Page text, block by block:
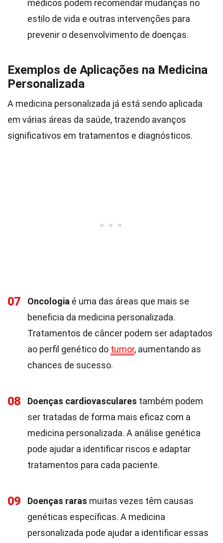
médicos podem recomendar mudanças no
estilo de vida e outras intervenções para
prevenir o desenvolvimento de doenças.
Exemplos de Aplicações na Medicina
Personalizada
A medicina personalizada já está sendo aplicada
em várias áreas da saúde, trazendo avanços
significativos em tratamentos e diagnósticos.
07 Oncologia é uma das áreas que mais se
beneficia da medicina personalizada.
Tratamentos de câncer podem ser adaptados
ao perfil genético do tumor, aumentando as
chances de sucesso.
08 Doenças cardiovasculares também podem
ser tratadas de forma mais eficaz com a
medicina personalizada. A análise genética
pode ajudar a identificar riscos e adaptar
tratamentos para cada paciente.
09 Doenças raras muitas vezes têm causas
genéticas específicas. A medicina
personalizada pode ajudar a identificar essas